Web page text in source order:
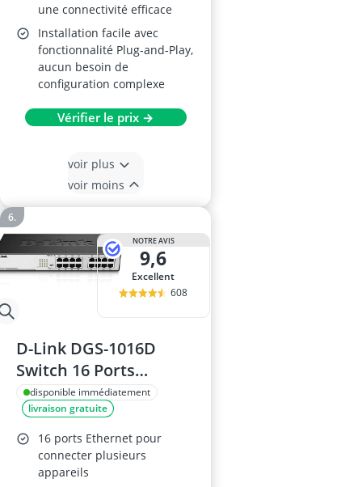
une connectivité efficace
Installation facile avec
fonctionnalité Plug-and-Play,
aucun besoin de
configuration complexe
Vérifier le prix →
voir plus
voir moins
NOTRE AVIS
9,6
Excellent
608
D-Link DGS-1016D
Switch 16 Ports
Gigabit
disponible immédiatement
livraison gratuite
16 ports Ethernet pour
connecter plusieurs
appareils